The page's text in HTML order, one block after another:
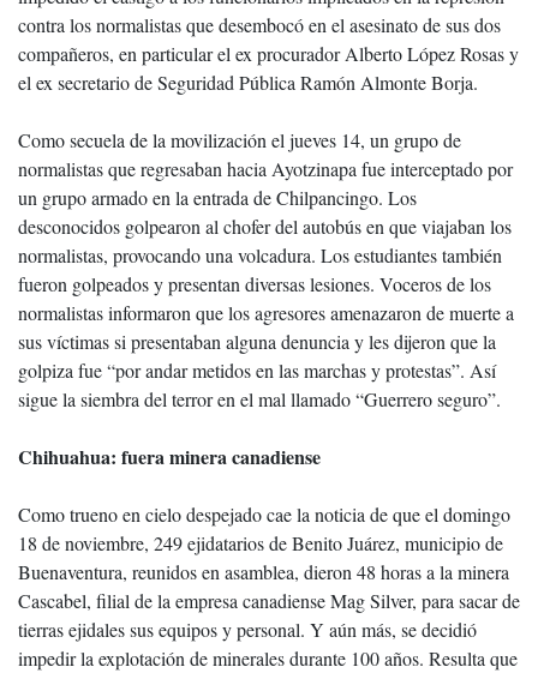
contra los normalistas que desembocó en el asesinato de sus dos
compañeros, en particular el ex procurador Alberto López Rosas y
el ex secretario de Seguridad Pública Ramón Almonte Borja.
Como secuela de la movilización el jueves 14, un grupo de
normalistas que regresaban hacia Ayotzinapa fue interceptado por
un grupo armado en la entrada de Chilpancingo. Los
desconocidos golpearon al chofer del autobús en que viajaban los
normalistas, provocando una volcadura. Los estudiantes también
fueron golpeados y presentan diversas lesiones. Voceros de los
normalistas informaron que los agresores amenazaron de muerte a
sus víctimas si presentaban alguna denuncia y les dijeron que la
golpiza fue “por andar metidos en las marchas y protestas”. Así
sigue la siembra del terror en el mal llamado “Guerrero seguro”.
Chihuahua: fuera minera canadiense
Como trueno en cielo despejado cae la noticia de que el domingo
18 de noviembre, 249 ejidatarios de Benito Juárez, municipio de
Buenaventura, reunidos en asamblea, dieron 48 horas a la minera
Cascabel, filial de la empresa canadiense Mag Silver, para sacar de
tierras ejidales sus equipos y personal. Y aún más, se decidió
impedir la explotación de minerales durante 100 años. Resulta que